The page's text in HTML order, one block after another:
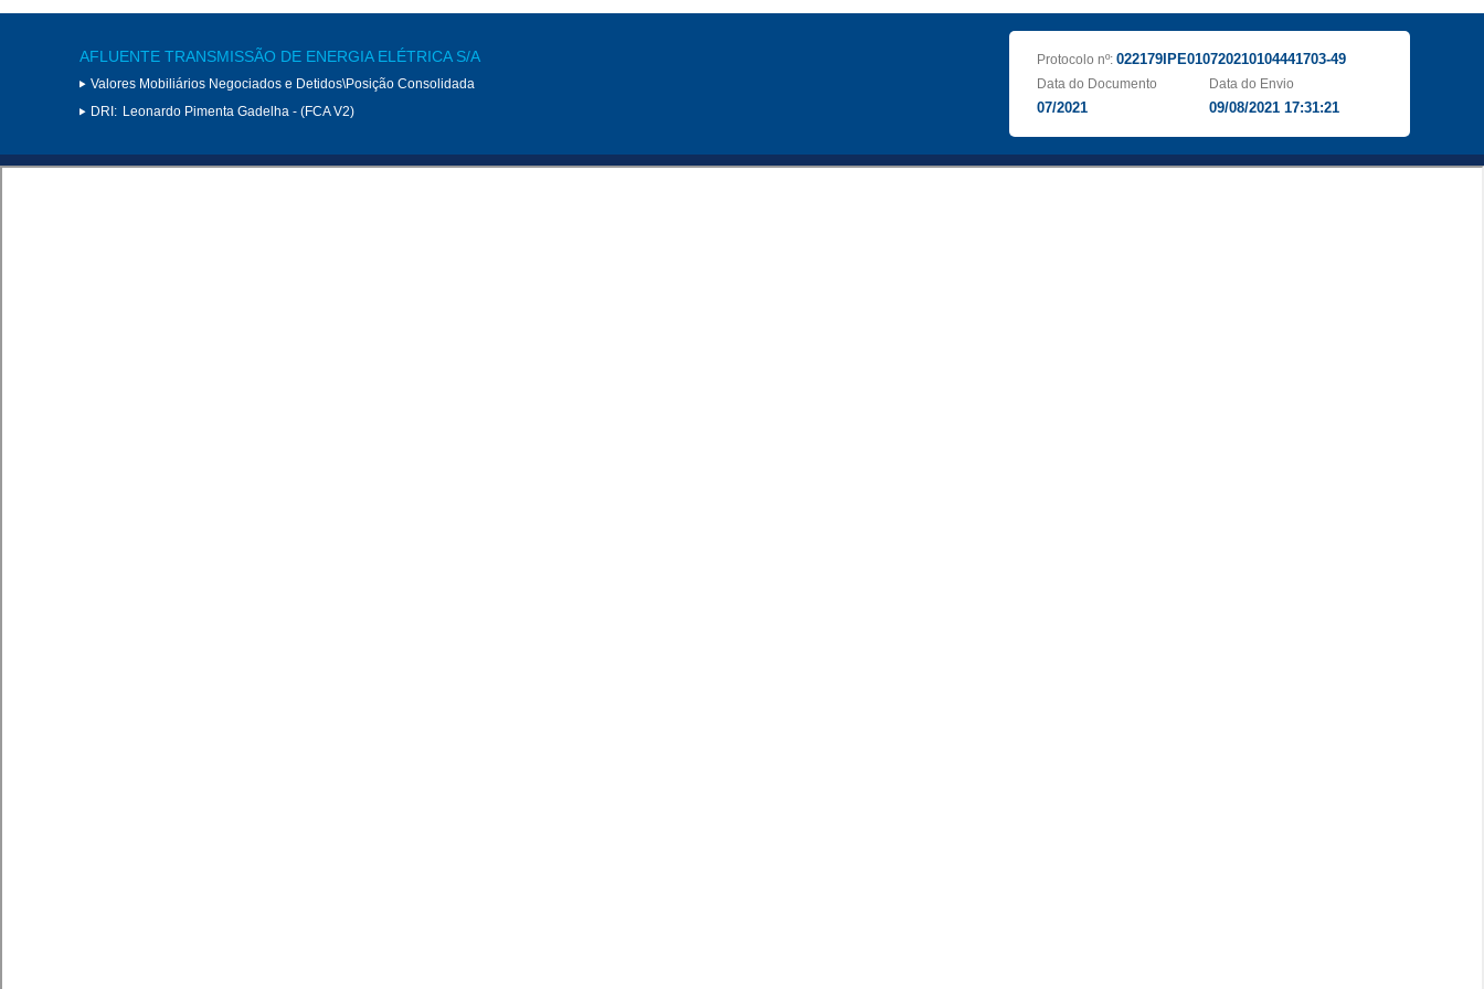
AFLUENTE TRANSMISSÃO DE ENERGIA ELÉTRICA S/A
Valores Mobiliários Negociados e Detidos\Posição Consolidada
DRI: Leonardo Pimenta Gadelha - (FCA V2)
Protocolo nº: 022179IPE010720210104441703-49
Data do Documento
07/2021
Data do Envio
09/08/2021 17:31:21